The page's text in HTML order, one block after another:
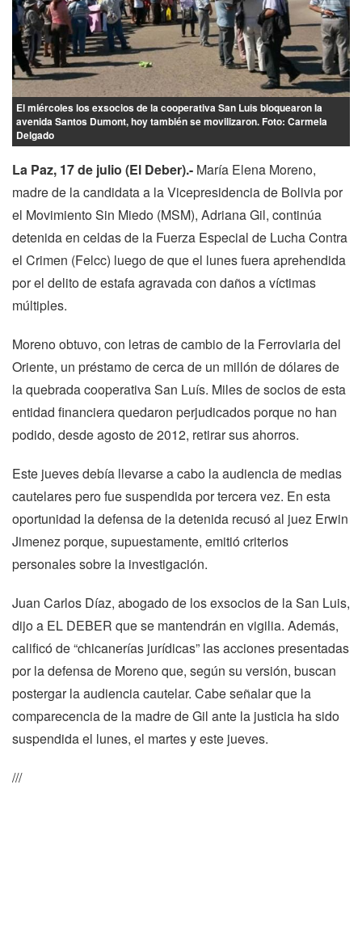
El miércoles los exsocios de la cooperativa San Luis bloquearon la
avenida Santos Dumont, hoy también se movilizaron. Foto: Carmela
Delgado
La Paz, 17 de julio (El Deber).- María Elena Moreno,
madre de la candidata a la Vicepresidencia de Bolivia por
el Movimiento Sin Miedo (MSM), Adriana Gil, continúa
detenida en celdas de la Fuerza Especial de Lucha Contra
el Crimen (Felcc) luego de que el lunes fuera aprehendida
por el delito de estafa agravada con daños a víctimas
múltiples.
Moreno obtuvo, con letras de cambio de la Ferroviaria del
Oriente, un préstamo de cerca de un millón de dólares de
la quebrada cooperativa San Luís. Miles de socios de esta
entidad financiera quedaron perjudicados porque no han
podido, desde agosto de 2012, retirar sus ahorros.
Este jueves debía llevarse a cabo la audiencia de medias
cautelares pero fue suspendida por tercera vez. En esta
oportunidad la defensa de la detenida recusó al juez Erwin
Jimenez porque, supuestamente, emitió criterios
personales sobre la investigación.
Juan Carlos Díaz, abogado de los exsocios de la San Luis,
dijo a EL DEBER que se mantendrán en vigilia. Además,
calificó de “chicanerías jurídicas” las acciones presentadas
por la defensa de Moreno que, según su versión, buscan
postergar la audiencia cautelar. Cabe señalar que la
comparecencia de la madre de Gil ante la justicia ha sido
suspendida el lunes, el martes y este jueves.
///